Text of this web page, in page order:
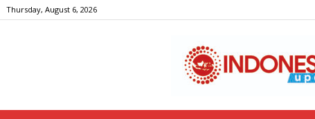
Thursday, August 6, 2026